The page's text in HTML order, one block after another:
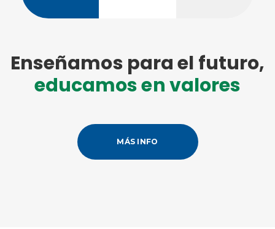
Enseñamos para el futuro,
educamos en valores
MÁS INFO